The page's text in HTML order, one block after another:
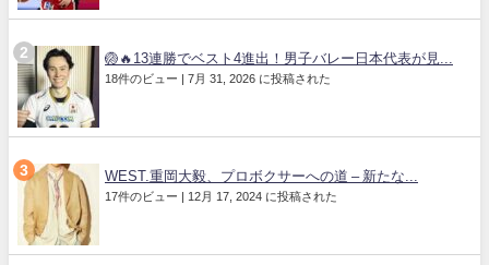
🏐🔥13連勝でベスト4進出！男子バレー日本代表が見...
18件のビュー | 7月 31, 2026 に投稿された
WEST.重岡大毅、プロボクサーへの道 – 新たな...
17件のビュー | 12月 17, 2024 に投稿された